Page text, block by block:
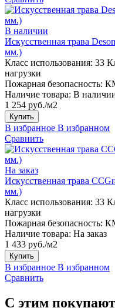
В наличии
Искусственная трава
мм.)
Класс использования: 33
нагрузки
Пожарная безопасность:
Наличие товара: В
1 254 руб./м2
Купить
В избранное В избранном
Сравнить
На заказ
Искусственная трава
мм.)
Класс использования: 33
нагрузки
Пожарная безопасность:
Наличие товара: На заказ
1 433 руб./м2
Купить
В избранное В избранном
Сравнить
С этим покупают